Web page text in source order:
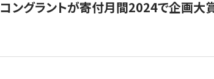
コングラントが寄付月間2024で企画大